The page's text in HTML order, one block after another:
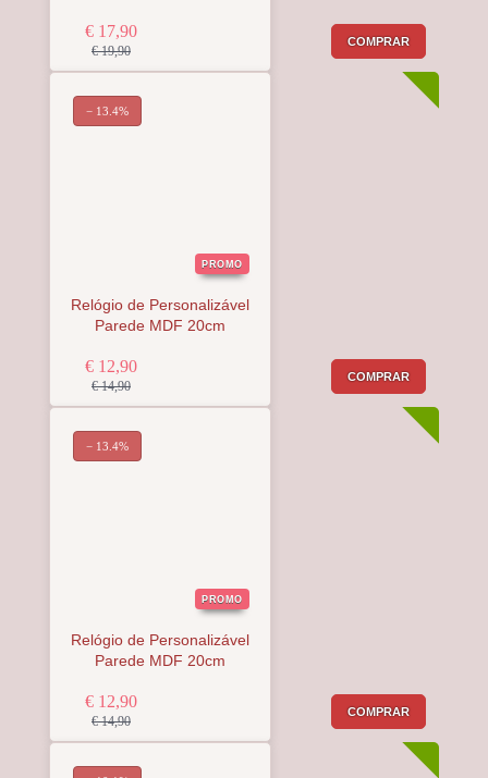
€ 17,90
€ 19,90
COMPRAR
PROMO
Relógio de Personalizável
Parede MDF 20cm
€ 12,90
€ 14,90
COMPRAR
− 13.4%
PROMO
Relógio de Personalizável
Parede MDF 20cm
€ 12,90
€ 14,90
COMPRAR
− 13.4%